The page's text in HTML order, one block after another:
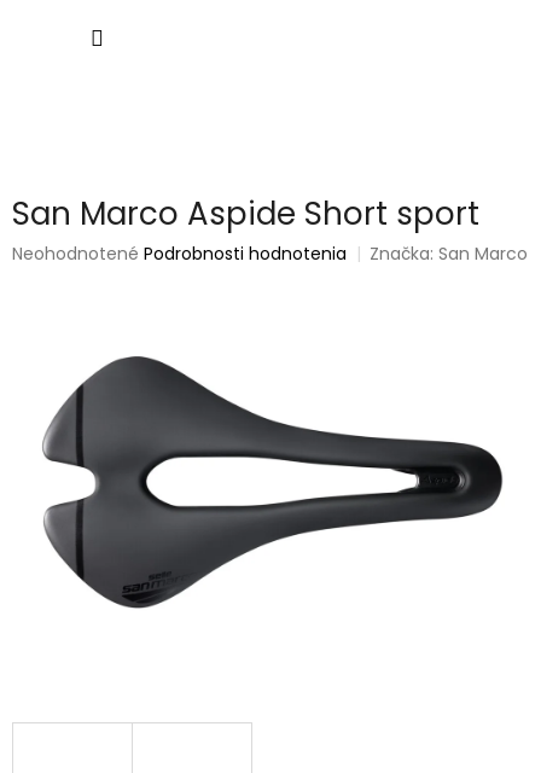
San Marco Aspide Short sport
Priemerné
hviezdičiek.
Neohodnotené Podrobnosti hodnotenia Značka:San Marco